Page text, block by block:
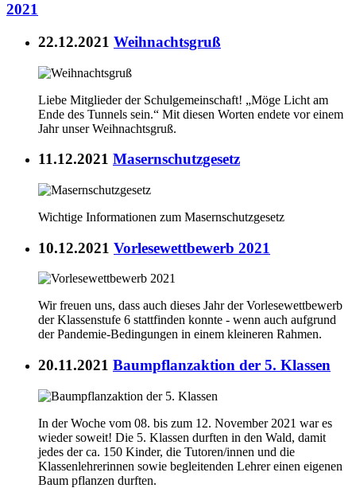
2021
22.12.2021 Weihnachtsgruß
Liebe Mitglieder der Schulgemeinschaft! „Möge Licht am
Ende des Tunnels sein.“ Mit diesen Worten endete vor einem
Jahr unser Weihnachtsgruß.
11.12.2021 Masernschutzgesetz
Wichtige Informationen zum Masernschutzgesetz
10.12.2021 Vorlesewettbewerb 2021
Wir freuen uns, dass auch dieses Jahr der Vorlesewettbewerb
der Klassenstufe 6 stattfinden konnte - wenn auch aufgrund
der Pandemie-Bedingungen in einem kleineren Rahmen.
20.11.2021 Baumpflanzaktion der 5. Klassen
In der Woche vom 08. bis zum 12. November 2021 war es
wieder soweit! Die 5. Klassen durften in den Wald, damit
jedes der ca. 150 Kinder, die Tutoren/innen und die
Klassenlehrerinnen sowie begleitenden Lehrer einen eigenen
Baum pflanzen durften.